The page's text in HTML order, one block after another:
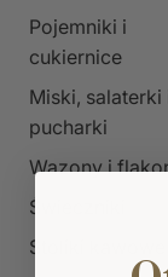
Pojemniki i
cukiernice
Miski, salaterki
pucharki
Wazony i
Świeczniki
Stoliki kawowe